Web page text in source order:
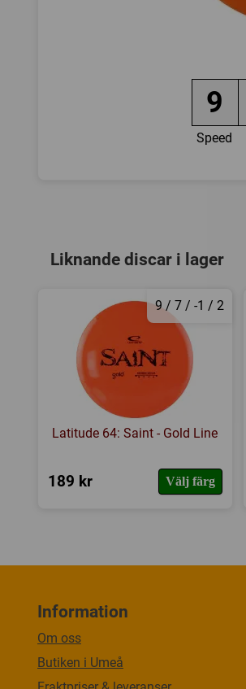
9
Speed
Liknande discar i lager
9 / 7 / -1 / 2
Latitude 64: Saint - Gold Line
189 kr Välj färg
Information
Om oss
Butiken i Umeå